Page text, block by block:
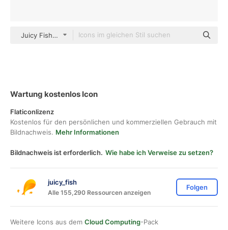
Juicy Fish Flat
Wartung kostenlos Icon
Flaticonlizenz
Kostenlos für den persönlichen und kommerziellen Gebrauch mit
Bildnachweis. Mehr Informationen
Bildnachweis ist erforderlich. Wie habe ich Verweise zu setzen?
juicy_fish
Alle 155,290 Ressourcen anzeigen
Folgen
Weitere Icons aus dem Cloud Computing-Pack